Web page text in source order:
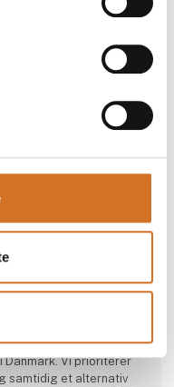
hvor vi importerer
smag og
med en række
Danmark. Vi prioriterer
samtidig et alternativ